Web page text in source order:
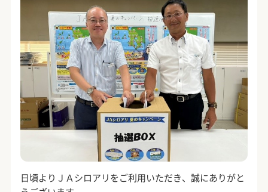
日頃よりＪＡシロアリをご利用いただき、誠にありがと